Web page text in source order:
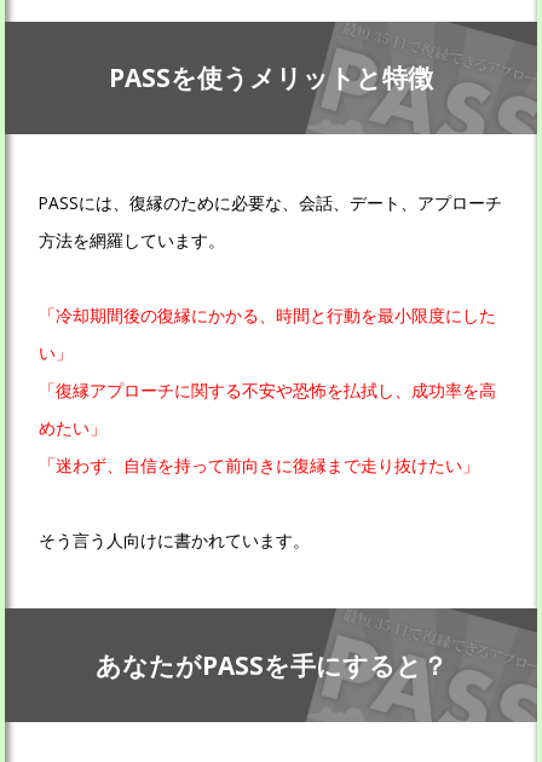
PASSを使うメリットと特徴
PASSには、復縁のために必要な、会話、デート、アプローチ
方法を網羅しています。
「冷却期間後の復縁にかかる、時間と行動を最小限度にした
い」
「復縁アプローチに関する不安や恐怖を払拭し、成功率を高
めたい」
「迷わず、自信を持って前向きに復縁まで走り抜けたい」
そう言う人向けに書かれています。
あなたがPASSを手にすると？